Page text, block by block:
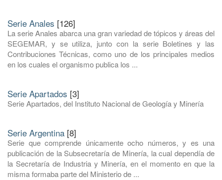
Serie Anales [126]
La serie Anales abarca una gran variedad de tópicos y áreas del
SEGEMAR, y se utiliza, junto con la serie Boletines y las
Contribuciones Técnicas, como uno de los principales medios
en los cuales el organismo publica los ...
Serie Apartados [3]
Serie Apartados, del Instituto Nacional de Geología y Minería
Serie Argentina [8]
Serie que comprende únicamente ocho números, y es una
publicación de la Subsecretaría de Minería, la cual dependía de
la Secretaría de Industria y Minería, en el momento en que la
misma formaba parte del Ministerio de ...